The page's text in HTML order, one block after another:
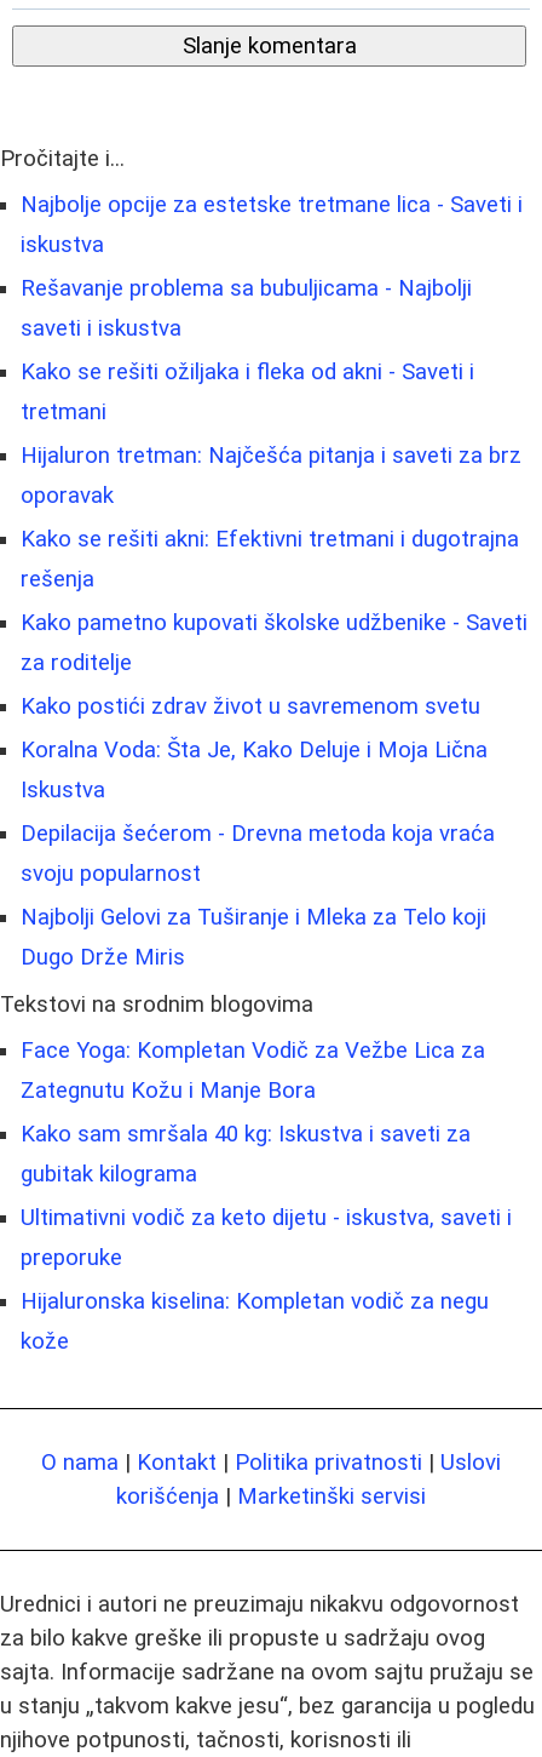
Slanje komentara
Pročitajte i...
Najbolje opcije za estetske tretmane lica - Saveti i
iskustva
Rešavanje problema sa bubuljicama - Najbolji
saveti i iskustva
Kako se rešiti ožiljaka i fleka od akni - Saveti i
tretmani
Hijaluron tretman: Najčešća pitanja i saveti za brz
oporavak
Kako se rešiti akni: Efektivni tretmani i dugotrajna
rešenja
Kako pametno kupovati školske udžbenike - Saveti
za roditelje
Kako postići zdrav život u savremenom svetu
Koralna Voda: Šta Je, Kako Deluje i Moja Lična
Iskustva
Depilacija šećerom - Drevna metoda koja vraća
svoju popularnost
Najbolji Gelovi za Tuširanje i Mleka za Telo koji
Dugo Drže Miris
Tekstovi na srodnim blogovima
Face Yoga: Kompletan Vodič za Vežbe Lica za
Zategnutu Kožu i Manje Bora
Kako sam smršala 40 kg: Iskustva i saveti za
gubitak kilograma
Ultimativni vodič za keto dijetu - iskustva, saveti i
preporuke
Hijaluronska kiselina: Kompletan vodič za negu
kože
O nama | Kontakt | Politika privatnosti | Uslovi
korišćenja | Marketinški servisi
Urednici i autori ne preuzimaju nikakvu odgovornost
za bilo kakve greške ili propuste u sadržaju ovog
sajta. Informacije sadržane na ovom sajtu pružaju se
u stanju „takvom kakve jesu“, bez garancija u pogledu
njihove potpunosti, tačnosti, korisnosti ili